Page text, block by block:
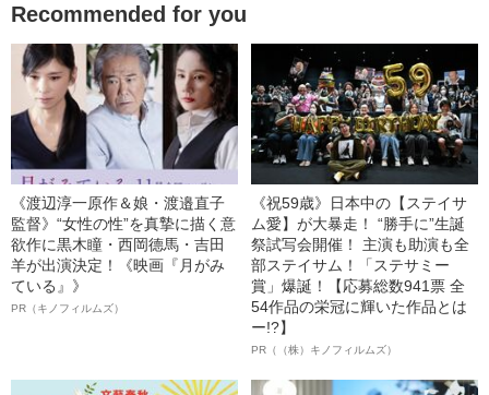
Recommended for you
《渡辺淳一原作＆娘・渡邉直子
監督》“女性の性”を真摯に描く意
欲作に黒木瞳・西岡德馬・吉田
羊が出演決定！《映画『月がみ
ている』》
PR（キノフィルムズ）
《祝59歳》日本中の【ステイサ
ム愛】が大暴走！ “勝手に”生誕
祭試写会開催！ 主演も助演も全
部ステイサム！「ステサミー
賞」爆誕！【応募総数941票 全
54作品の栄冠に輝いた作品とは
ー!?】
PR（（株）キノフィルムズ）